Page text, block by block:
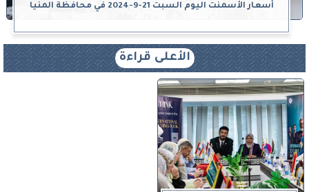
أسعار الأسمنت اليوم السبت 21-9-2024 في محافظة المنيا
الأعلى قراءة